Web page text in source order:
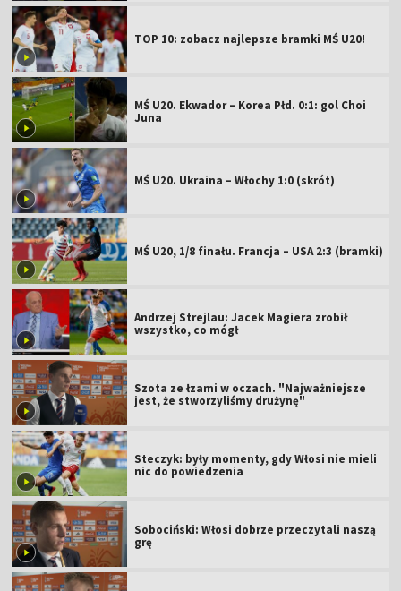
TOP 10: zobacz najlepsze bramki MŚ U20!
MŚ U20. Ekwador – Korea Płd. 0:1: gol Choi
Juna
MŚ U20. Ukraina – Włochy 1:0 (skrót)
MŚ U20, 1/8 finału. Francja – USA 2:3 (bramki)
Andrzej Strejlau: Jacek Magiera zrobił
wszystko, co mógł
Szota ze łzami w oczach. "Najważniejsze
jest, że stworzyliśmy drużynę"
Steczyk: były momenty, gdy Włosi nie mieli
nic do powiedzenia
Sobociński: Włosi dobrze przeczytali naszą
grę